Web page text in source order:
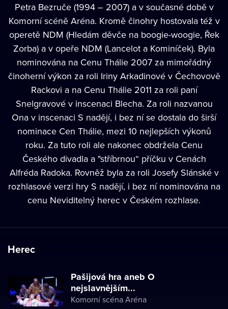
Petra Bezruče (1994 – 2007) a v současné době v
Komorní scéně Aréna. Kromě činohry hostovala též v
operetě NDM (Hledám děvče na boogie-woogie, Řek
Zorba) a v opeře NDM (Lancelot a Kominíček). Byla
nominována na Cenu Thálie 2007 za mimořádný
činoherní výkon za roli Iriny Arkadinové v Čechovově
Rackovi a na Cenu Thálie 2011 za roli paní
Snelgravové v inscenaci Blecha. Za roli nazvanou
Ona v inscenaci S nadějí, i bez ní se dostala do širší
nominace Cen Thálie, mezi 10 nejlepších výkonů
roku. Za tuto roli ale nakonec obdržela Cenu
Českého divadla a "stříbrnou“ příčku v Cenách
Alfréda Radoka. Rovněž byla za roli Josefy Slánské v
rozhlasové verzi hry S nadějí, i bez ní nominována na
cenu Neviditelný herec v Českém rozhlase.
Herec
Pašijová hra aneb O
nejslavnějším...
Komorní scéna Aréna